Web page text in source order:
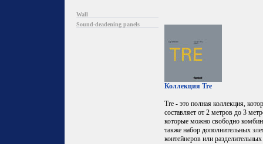
Wall
Sound-deadening panels
Коллекция Tre
Tre - это полная коллекция,
составляет от 2 метров до 3
которые можно свободно
также набор дополнительных
контейнеров или